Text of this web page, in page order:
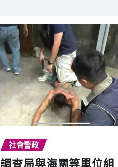
社會警政
調查局與海關等單位組